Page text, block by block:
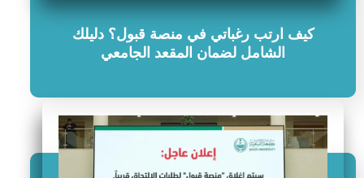
كيف ارتب رغباتي في منصة قبول؟ دليلك
الشامل لضمان المقعد الجامعي